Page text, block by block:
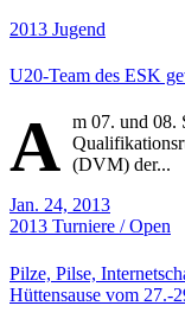
2013 Jugend
U20-Team des ESK
A m 07. und 08.
(DVM) der...
Jan. 24, 2013
2013 Turniere / Open
Pilze, Pilse,
Hüttensause vom 27.-